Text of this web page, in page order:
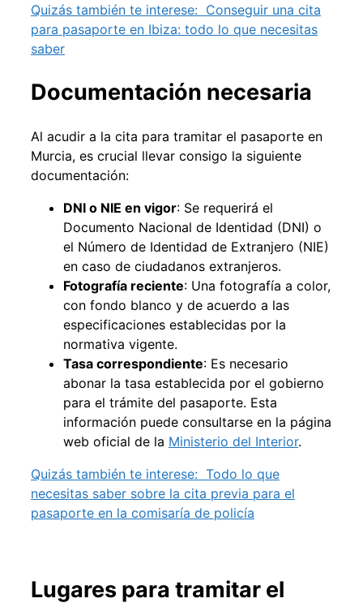
Quizás también te interese: Conseguir una cita
para pasaporte en Ibiza: todo lo que necesitas
saber
Documentación necesaria
Al acudir a la cita para tramitar el pasaporte en
Murcia, es crucial llevar consigo la siguiente
documentación:
DNI o NIE en vigor: Se requerirá el
Documento Nacional de Identidad (DNI) o
el Número de Identidad de Extranjero (NIE)
en caso de ciudadanos extranjeros.
Fotografía reciente: Una fotografía a color,
con fondo blanco y de acuerdo a las
especificaciones establecidas por la
normativa vigente.
Tasa correspondiente: Es necesario
abonar la tasa establecida por el gobierno
para el trámite del pasaporte. Esta
información puede consultarse en la página
web oficial de la Ministerio del Interior.
Quizás también te interese: Todo lo que
necesitas saber sobre la cita previa para el
pasaporte en la comisaría de policía
Lugares para tramitar el